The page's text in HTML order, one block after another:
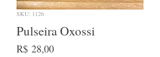
SKU: 1126
Pulseira Oxossi
R$ 28,00Preço